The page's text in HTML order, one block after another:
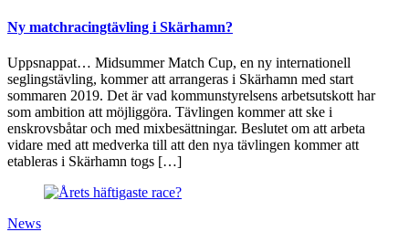
Ny matchracingtävling i Skärhamn?
Uppsnappat… Midsummer Match Cup, en ny internationell
seglingstävling, kommer att arrangeras i Skärhamn med start
sommaren 2019. Det är vad kommunstyrelsens arbetsutskott har
som ambition att möjliggöra. Tävlingen kommer att ske i
enskrovsbåtar och med mixbesättningar. Beslutet om att arbeta
vidare med att medverka till att den nya tävlingen kommer att
etableras i Skärhamn togs […]
News